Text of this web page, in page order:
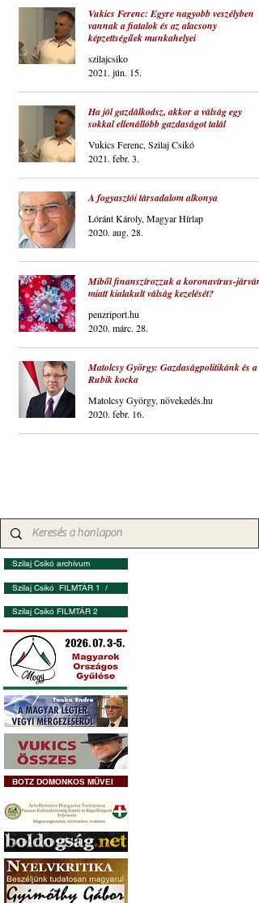
Vukics Ferenc: Egyre nagyobb veszélyben
vannak a fiatalok és az alacsony
képzettségűek munkahelyei
szilajcsiko
2021. jún. 15.
Ha jól gazdálkodsz, akkor a válság egy
sokkal ellenállóbb gazdaságot talál
Vukics Ferenc, Szilaj Csikó
2021. febr. 3.
A fogyasztói társadalom alkonya
Lóránt Károly, Magyar Hírlap
2020. aug. 28.
Miből finanszírozzuk a koronavírus-járvány
miatt kialakult válság kezelését?
penzriport.hu
2020. márc. 28.
Matolcsy György: Gazdaságpolitikánk és a
Rubik kocka
Matolcsy György, növekedés.hu
2020. febr. 16.
Szilaj Csikó archívum
Szilaj Csikó FILMTÁR 1 /
Szilaj Csikó FILMTÁR 2
BOTZ DOMONKOS MŰVEI